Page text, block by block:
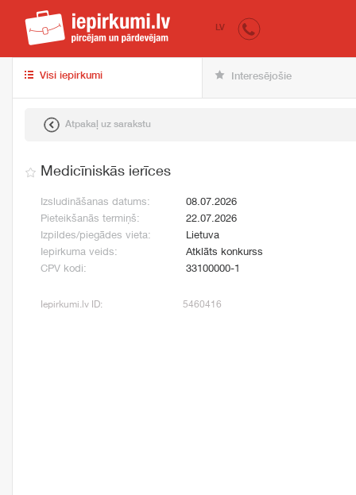
iepirkumi.lv
LV
Visi iepirkumi Interesējošie
Atpakaļ uz sarakstu
Medicīniskās ierīces
Izsludināšanas datums:
08.07.2026
Pieteikšanās termiņš:
22.07.2026
Izpildes/piegādes vieta:
Lietuva
Iepirkuma veids:
Atklāts konkurss
CPV kodi:
33100000-1
Iepirkumi.lv ID: 5460416